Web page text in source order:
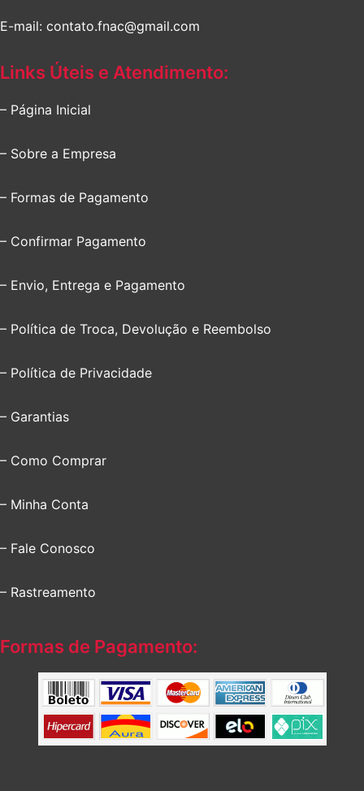
E-mail: contato.fnac@gmail.com
Links Úteis e Atendimento:
– Página Inicial
– Sobre a Empresa
– Formas de Pagamento
– Confirmar Pagamento
– Envio, Entrega e Pagamento
– Política de Troca, Devolução e Reembolso
– Política de Privacidade
– Garantias
– Como Comprar
– Minha Conta
– Fale Conosco
– Rastreamento
Formas de Pagamento: